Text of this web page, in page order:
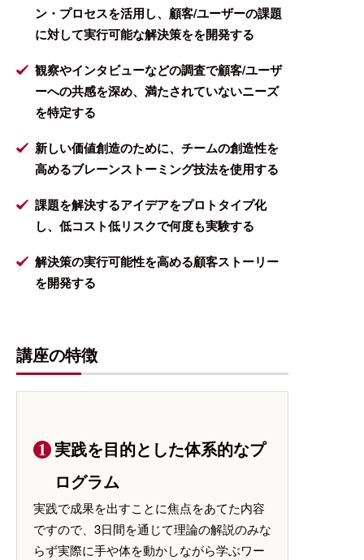
ン・プロセスを活用し、顧客/ユーザーの課題
に対して実行可能な解決策をを開発する
観察やインタビューなどの調査で顧客/ユーザ
ーへの共感を深め、満たされていないニーズ
を特定する
新しい価値創造のために、チームの創造性を
高めるブレーンストーミング技法を使用する
課題を解決するアイデアをプロトタイプ化
し、低コスト低リスクで何度も実験する
解決策の実行可能性を高める顧客ストーリー
を開発する
講座の特徴
実践を目的とした体系的なプ
ログラム
実践で成果を出すことに焦点をあてた内容
ですので、3日間を通じて理論の解説のみな
らず実際に手や体を動かしながら学ぶワー